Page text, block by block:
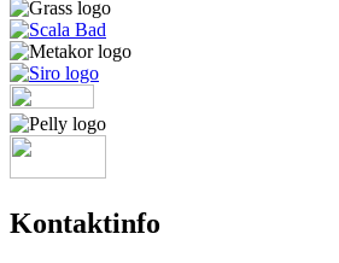
Kontaktinfo